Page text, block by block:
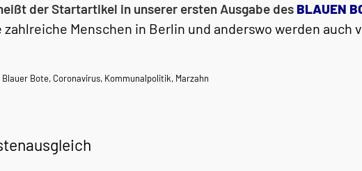
der Startartikel in unserer ersten Ausgabe des BLAUEN
zahlreiche Menschen in Berlin und anderswo werden auch
Blauer Bote, Coronavirus, Kommunalpolitik, Marzahn